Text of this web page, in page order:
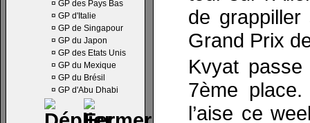
¤ GP des Pays Bas
¤ GP d'Italie
¤ GP de Singapour
¤ GP du Japon
¤ GP des Etats Unis
¤ GP du Mexique
¤ GP du Brésil
¤ GP d'Abu Dhabi
de
Grand Prix
Kvyat
7ème
l’aise ce